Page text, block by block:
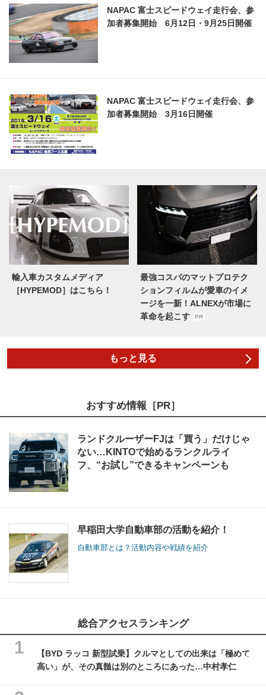
NAPAC 富士スピードウェイ走行会、参
加者募集開始 6月12日・9月25日開催
NAPAC 富士スピードウェイ走行会、参
加者募集開始 3月16日開催
輸入車カスタムメディア
［HYPEMOD］はこちら！
最強コスパのマットプロテク
ションフィルムが愛車のイメ
ージを一新！ALNEXが市場に
革命を起こす
PR
もっと見る
おすすめ情報［PR］
ランドクルーザーFJは「買う」だけじゃ
ない…KINTOで始めるランクルライ
フ、“お試し”できるキャンペーンも
早稲田大学自動車部の活動を紹介！
自動車部とは？活動内容や戦績を紹介
総合アクセスランキング
【BYD ラッコ 新型試乗】クルマとしての出来は「極めて
高い」が、その真髄は別のところにあった…中村孝仁